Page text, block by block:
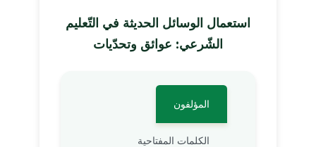
استعمال الوسائل الحديثة في التّعليم
الشّرعي: عوائق وتحدّيات
المؤلفون
الكلمات المفتاحية